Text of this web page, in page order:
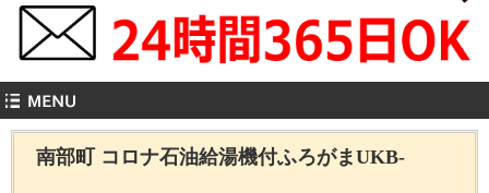
南部町 コロナ石油給湯機付ふろがまUKB-